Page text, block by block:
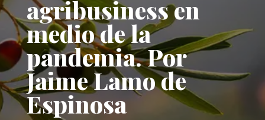
agribusiness en
medio de la
pandemia. Por
Jaime Lamo de
Espinosa